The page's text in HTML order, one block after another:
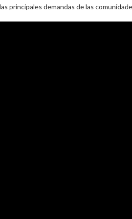
principales demandas de las